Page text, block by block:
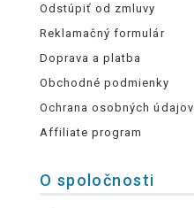
Odstúpiť od zmluvy
Reklamačný formulár
Doprava a platba
Obchodné podmienky
Ochrana osobných údajov
Affiliate program
O spoločnosti